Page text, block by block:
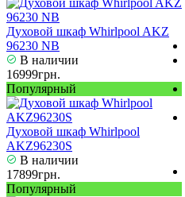
Духовой шкаф Whirlpool AKZ
96230 NB
В наличии
16999грн.
Популярный
Духовой шкаф Whirlpool
AKZ96230S
В наличии
17899грн.
Популярный